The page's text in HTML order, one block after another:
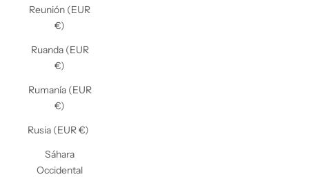
Reunión (EUR
€)
Ruanda (EUR
€)
Rumanía (EUR
€)
Rusia (EUR €)
Sáhara
Occidental